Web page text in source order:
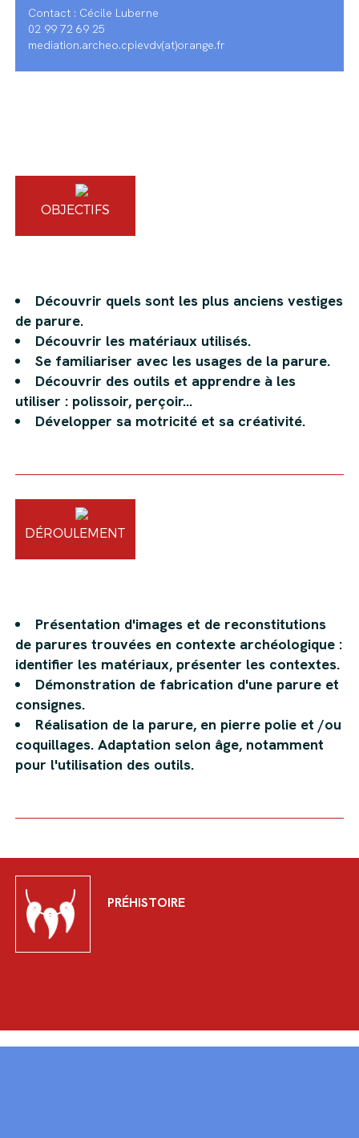
Contact : Cécile Luberne
02 99 72 69 25
mediation.archeo.cpievdv(at)orange.fr
OBJECTIFS
Découvrir quels sont les plus anciens vestiges
de parure.
Découvrir les matériaux utilisés.
Se familiariser avec les usages de la parure.
Découvrir des outils et apprendre à les
utiliser : polissoir, perçoir…
Développer sa motricité et sa créativité.
DÉROULEMENT
Présentation d'images et de reconstitutions
de parures trouvées en contexte archéologique :
identifier les matériaux, présenter les contextes.
Démonstration de fabrication d'une parure et
consignes.
Réalisation de la parure, en pierre polie et /ou
coquillages. Adaptation selon âge, notamment
pour l'utilisation des outils.
PRÉHISTOIRE